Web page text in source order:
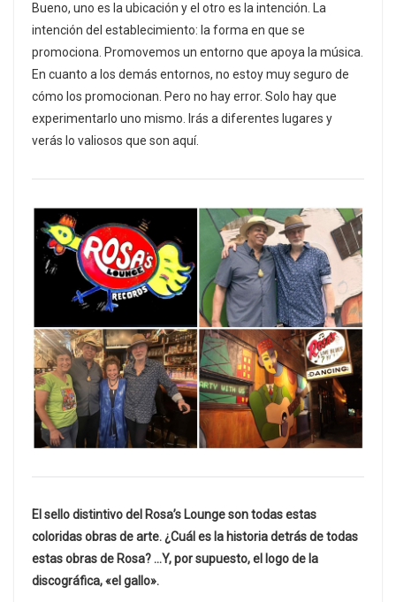
Bueno, uno es la ubicación y el otro es la intención. La
intención del establecimiento: la forma en que se
promociona. Promovemos un entorno que apoya la música.
En cuanto a los demás entornos, no estoy muy seguro de
cómo los promocionan. Pero no hay error. Solo hay que
experimentarlo uno mismo. Irás a diferentes lugares y
verás lo valiosos que son aquí.
El sello distintivo del Rosa’s Lounge son todas estas
coloridas obras de arte. ¿Cuál es la historia detrás de todas
estas obras de Rosa? …Y, por supuesto, el logo de la
discográfica, «el gallo».